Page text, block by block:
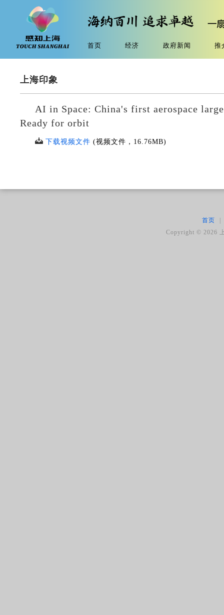
首页 经济 政府新闻 推
上海印象
AI in Space: China's first aerospace
Ready for orbit
下载视频文件 (视频文件， 16.76MB)
首页
Copyright ©2026